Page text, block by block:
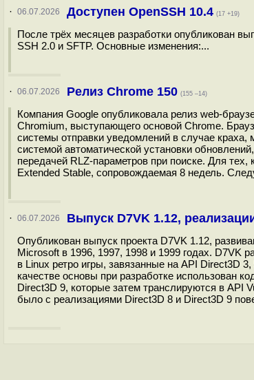
· 06.07.2026 Доступен OpenSSH 10.4 (17 +19)
После трёх месяцев разработки опубликован
SSH 2.0 и SFTP. Основные изменения:...
· 06.07.2026 Релиз Chrome 150 (155 –14)
Компания Google опубликовала релиз web-
Chromium, выступающего основой Chrome.
системы отправки уведомлений в случае
системой автоматической установки
передачей RLZ-параметров при поиске. Для
Extended Stable, сопровождаемая 8 недель.
· 06.07.2026 Выпуск D7VK 1.12,
Опубликован выпуск проекта D7VK 1.12,
Microsoft в 1996, 1997, 1998 и 1999 годах. D7VK
в Linux ретро игры, завязанные на API Direct3D
качестве основы при разработке использован
Direct3D 9, которые затем транслируются в API
было с реализациями Direct3D 8 и Direct3D 9